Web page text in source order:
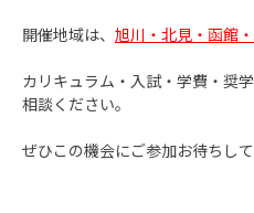
開催地域は、 旭川・北見・函館
カリキュラム・入試・学費・奨
相談ください。
ぜひこの機会にご参加お待ちして